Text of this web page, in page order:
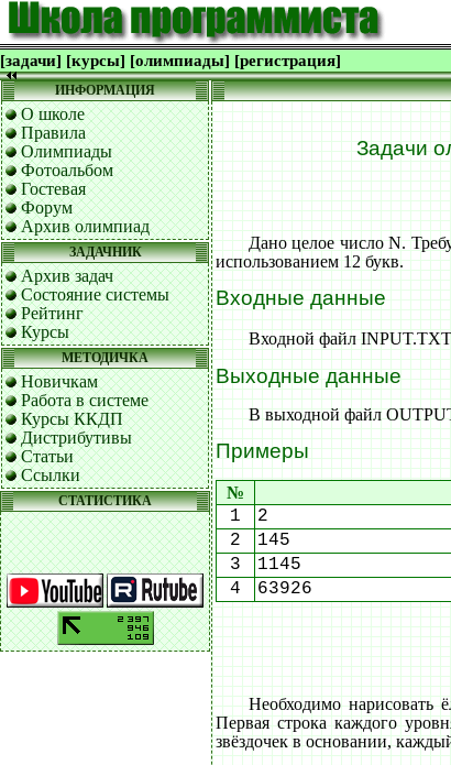
[задачи] [курсы] [олимпиады] [регистрация]
ИНФОРМАЦИЯ
О школе
Правила
Олимпиады
Фотоальбом
Гостевая
Форум
Архив олимпиад
ЗАДАЧНИК
Архив задач
Состояние системы
Рейтинг
Курсы
МЕТОДИЧКА
Новичкам
Работа в системе
Курсы ККДП
Дистрибутивы
Статьи
Ссылки
СТАТИСТИКА
Задачи
Дано целое число N.
использованием 12 букв.
Входные данные
Входной файл
Выходные данные
В выходной файл
Примеры
№
1 2
2
145
3
1145
4
63926
Необходимо нарисовать
Первая строка каждого
звёздочек в основании,